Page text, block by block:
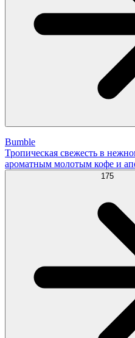
Bumble
Тропическая свежесть в
ароматным молотым кофе и
175